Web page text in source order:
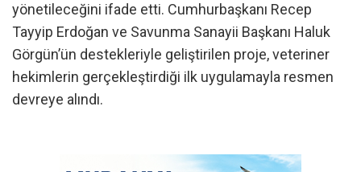
yönetileceğini ifade etti. Cumhurbaşkanı Recep
Tayyip Erdoğan ve Savunma Sanayii Başkanı Haluk
Görgün’ün destekleriyle geliştirilen proje, veteriner
hekimlerin gerçekleştirdiği ilk uygulamayla resmen
devreye alındı.